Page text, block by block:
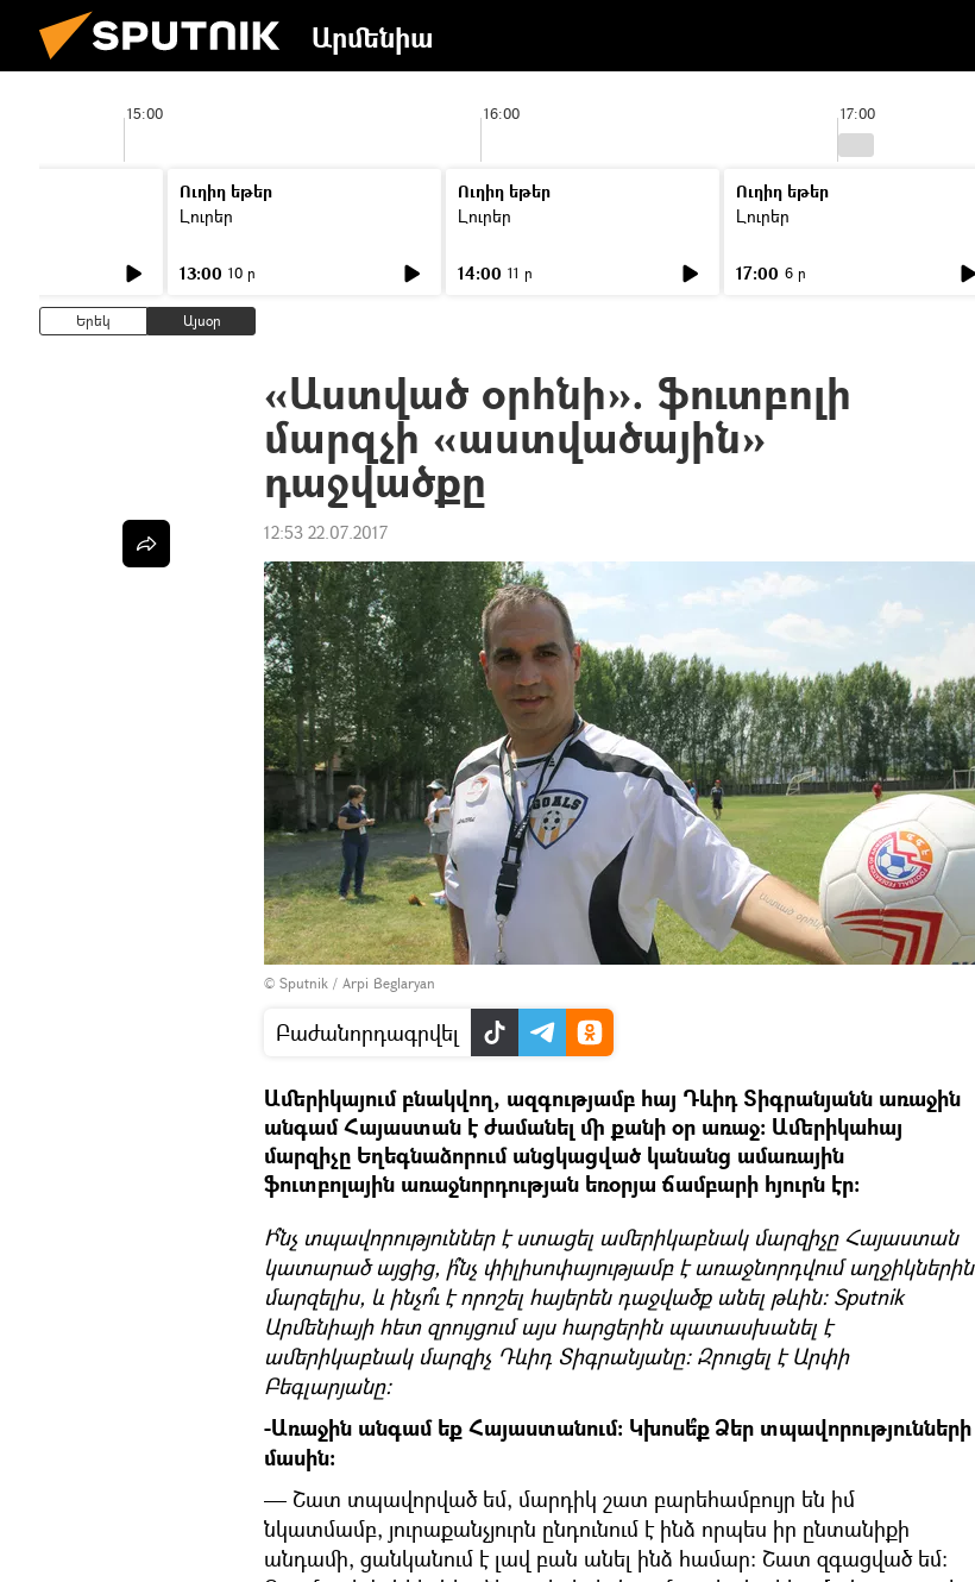
Արմենիա
15:00 16:00 17:00
Ուղիղ եթեր
Լուրեր
13:00 10 ր
Ուղիղ եթեր
Լուրեր
14:00 11 ր
Ուղիղ եթեր
Լուրեր
17:00 6 ր
Երեկ Այսօր
«Աստված օրհնի». ֆուտբոլի
մարզչի «աստվածային»
դաջվածքը
12:53 22.07.2017
© Sputnik / Arpi Beglaryan
Բաժանորդագրվել
Ամերիկայում բնակվող, ազգությամբ հայ Դևիդ Տիգրանյանն առաջին
անգամ Հայաստան է ժամանել մի քանի օր առաջ։ Ամերիկահայ
մարզիչը Եղեգնաձորում անցկացված կանանց ամառային
ֆուտբոլային առաջնորդության եռօրյա ճամբարի հյուրն էր։
Ի՞նչ տպավորություններ է ստացել ամերիկաբնակ մարզիչը Հայաստան
կատարած այցից, ի՞նչ փիլիսոփայությամբ է առաջնորդվում աղջիկներին
մարզելիս, և ինչո՞ւ է որոշել հայերեն դաջվածք անել թևին։ Sputnik
Արմենիայի հետ զրույցում այս հարցերին պատասխանել է
ամերիկաբնակ մարզիչ Դևիդ Տիգրանյանը։ Զրուցել է Արփի
Բեգլարյանը։
-Առաջին անգամ եք Հայաստանում: Կխոսե՞ք Ձեր տպավորությունների
մասին։
— Շատ տպավորված եմ, մարդիկ շատ բարեհամբույր են իմ
նկատմամբ, յուրաքանչյուրն ընդունում է ինձ որպես իր ընտանիքի
անդամի, ցանկանում է լավ բան անել ինձ համար: Շատ զգացված եմ: